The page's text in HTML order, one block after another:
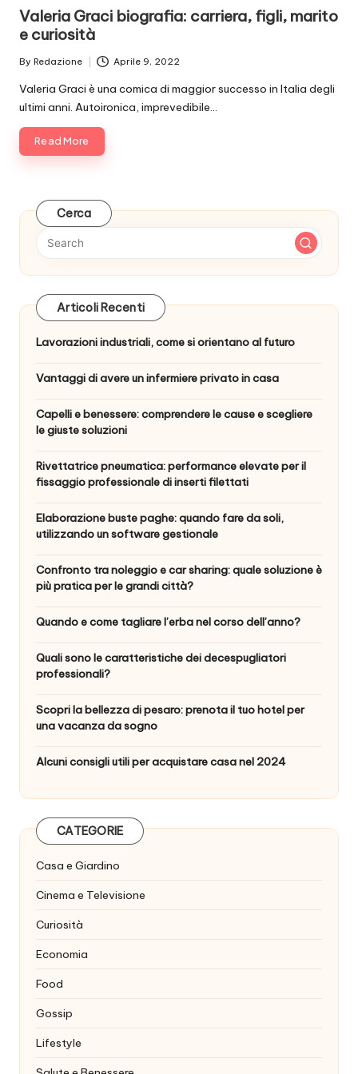
Valeria Graci biografia: carriera, figli, marito
e curiosità
Posted
by
By Redazione Aprile 9, 2022
Valeria Graci è una comica di maggior successo in Italia degli
ultimi anni. Autoironica, imprevedibile…
Read More
Cerca
Articoli Recenti
Lavorazioni industriali, come si orientano al futuro
Vantaggi di avere un infermiere privato in casa
Capelli e benessere: comprendere le cause e scegliere
le giuste soluzioni
Rivettatrice pneumatica: performance elevate per il
fissaggio professionale di inserti filettati
Elaborazione buste paghe: quando fare da soli,
utilizzando un software gestionale
Confronto tra noleggio e car sharing: quale soluzione è
più pratica per le grandi città?
Quando e come tagliare l’erba nel corso dell’anno?
Quali sono le caratteristiche dei decespugliatori
professionali?
Scopri la bellezza di pesaro: prenota il tuo hotel per
una vacanza da sogno
Alcuni consigli utili per acquistare casa nel 2024
CATEGORIE
Casa e Giardino
Cinema e Televisione
Curiosità
Economia
Food
Gossip
Lifestyle